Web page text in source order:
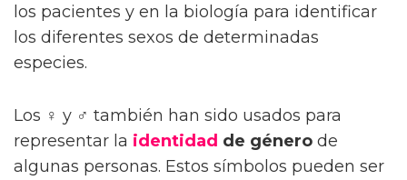
los pacientes y en la biología para identificar
los diferentes sexos de determinadas
especies.
Los ♀ y ♂ también han sido usados para
representar la identidad de género de
algunas personas. Estos símbolos pueden ser